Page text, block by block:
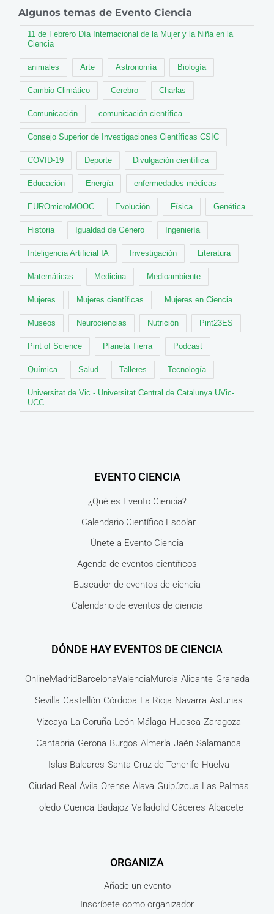
Algunos temas de Evento Ciencia
11 de Febrero Día Internacional de la Mujer y la Niña en la
Ciencia
animales Arte Astronomía Biología
Cambio Climático Cerebro Charlas
Comunicación comunicación científica
Consejo Superior de Investigaciones Científicas CSIC
COVID-19 Deporte Divulgación científica
Educación Energía enfermedades médicas
EUROmicroMOOC Evolución Física Genética
Historia Igualdad de Género Ingeniería
Inteligencia Artificial IA Investigación Literatura
Matemáticas Medicina Medioambiente
Mujeres Mujeres científicas Mujeres en Ciencia
Museos Neurociencias Nutrición Pint23ES
Pint of Science Planeta Tierra Podcast
Química Salud Talleres Tecnología
Universitat de Vic - Universitat Central de Catalunya UVic-
UCC
EVENTO CIENCIA
¿Qué es Evento Ciencia?
Calendario Científico Escolar
Únete a Evento Ciencia
Agenda de eventos científicos
Buscador de eventos de ciencia
Calendario de eventos de ciencia
DÓNDE HAY EVENTOS DE CIENCIA
OnlineMadridBarcelonaValenciaMurcia Alicante Granada
Sevilla Castellón Córdoba La Rioja Navarra Asturias
Vizcaya La Coruña León Málaga Huesca Zaragoza
Cantabria Gerona Burgos Almería Jaén Salamanca
Islas Baleares Santa Cruz de Tenerife Huelva
Ciudad Real Ávila Orense Álava Guipúzcua Las Palmas
Toledo Cuenca Badajoz Valladolid Cáceres Albacete
ORGANIZA
Añade un evento
Inscríbete como organizador